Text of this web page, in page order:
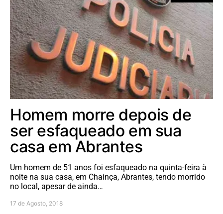
Homem morre depois de
ser esfaqueado em sua
casa em Abrantes
Um homem de 51 anos foi esfaqueado na quinta-feira à
noite na sua casa, em Chainça, Abrantes, tendo morrido
no local, apesar de ainda…
17 de Agosto, 2018